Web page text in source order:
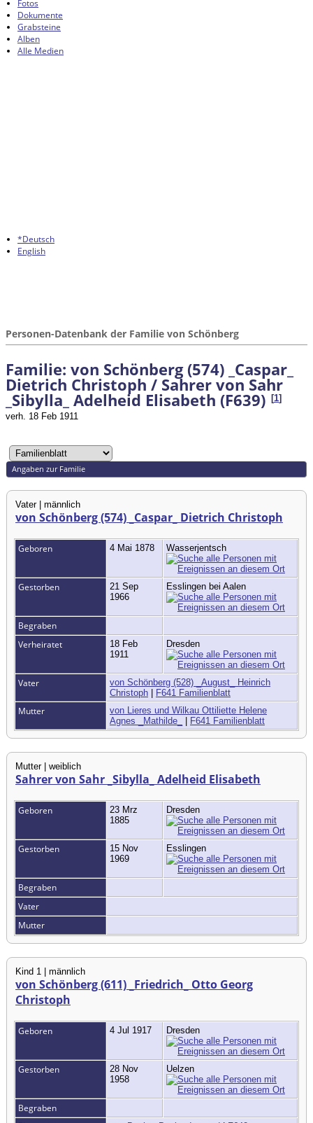
Fotos
Dokumente
Grabsteine
Alben
Alle Medien
*Deutsch
English
Personen-Datenbank der Familie von Schönberg
Familie: von Schönberg (574) _Caspar_
Dietrich Christoph / Sahrer von Sahr
_Sibylla_ Adelheid Elisabeth (F639) [1]
verh. 18 Feb 1911
Angaben zur Familie
Vater | männlich
von Schönberg (574) _Caspar_ Dietrich Christoph
Geboren 4 Mai 1878 Wasserjentsch
Gestorben
21 Sep
1966
Esslingen bei Aalen
Begraben
Verheiratet
18 Feb
1911
Dresden
Vater
von Schönberg (528) _August_ Heinrich
Christoph | F641 Familienblatt
Mutter
von Lieres und Wilkau Ottiliette Helene
Agnes _Mathilde_
| F641 Familienblatt
Mutter | weiblich
Sahrer von Sahr _Sibylla_ Adelheid Elisabeth
Geboren
23 Mrz
1885
Dresden
Gestorben
15 Nov
1969
Esslingen
Begraben
Vater
Mutter
Kind 1 | männlich
von Schönberg (611) _Friedrich_ Otto Georg
Christoph
Geboren 4 Jul 1917 Dresden
Gestorben
28 Nov
1958
Uelzen
Begraben